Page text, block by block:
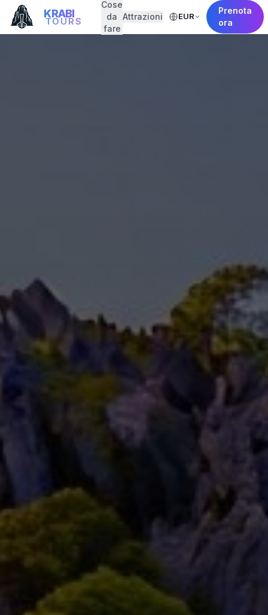
KRABI
TOURS
Cose
da
fare
Attrazioni EUR
Prenota
ora